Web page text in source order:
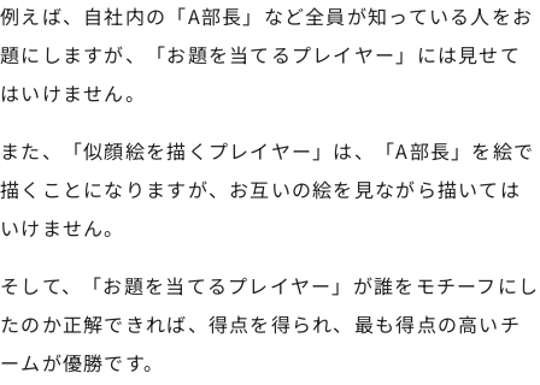
例えば、自社内の「A部長」など全員が知っている人をお
題にしますが、「お題を当てるプレイヤー」には見せて
はいけません。
また、「似顔絵を描くプレイヤー」は、「A部長」を絵で
描くことになりますが、お互いの絵を見ながら描いては
いけません。
そして、「お題を当てるプレイヤー」が誰をモチーフにし
たのか正解できれば、得点を得られ、最も得点の高いチ
ームが優勝です。